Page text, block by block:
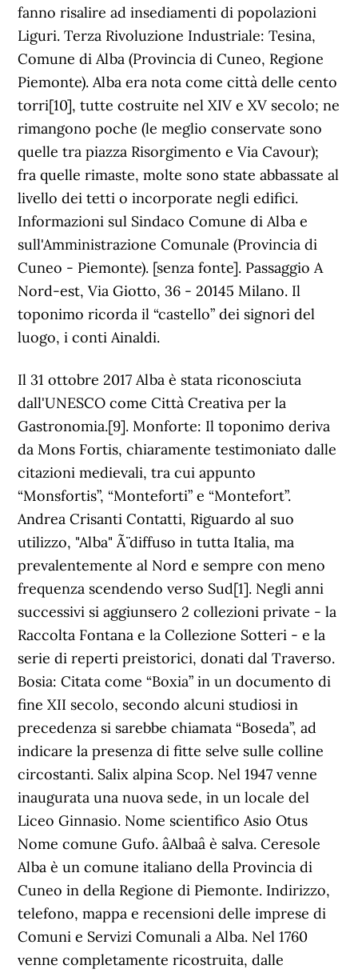
fanno risalire ad insediamenti di popolazioni
Liguri. Terza Rivoluzione Industriale: Tesina,
Comune di Alba (Provincia di Cuneo, Regione
Piemonte). Alba era nota come città delle cento
torri[10], tutte costruite nel XIV e XV secolo; ne
rimangono poche (le meglio conservate sono
quelle tra piazza Risorgimento e Via Cavour);
fra quelle rimaste, molte sono state abbassate al
livello dei tetti o incorporate negli edifici.
Informazioni sul Sindaco Comune di Alba e
sull'Amministrazione Comunale (Provincia di
Cuneo - Piemonte). [senza fonte]. Passaggio A
Nord-est, Via Giotto, 36 - 20145 Milano. Il
toponimo ricorda il “castello” dei signori del
luogo, i conti Ainaldi.
Il 31 ottobre 2017 Alba è stata riconosciuta
dall'UNESCO come Città Creativa per la
Gastronomia.[9]. Monforte: Il toponimo deriva
da Mons Fortis, chiaramente testimoniato dalle
citazioni medievali, tra cui appunto
“Monsfortis”, “Monteforti” e “Montefort”.
Andrea Crisanti Contatti, Riguardo al suo
utilizzo, "Alba" Ã¨ diffuso in tutta Italia, ma
prevalentemente al Nord e sempre con meno
frequenza scendendo verso Sud[1]. Negli anni
successivi si aggiunsero 2 collezioni private - la
Raccolta Fontana e la Collezione Sotteri - e la
serie di reperti preistorici, donati dal Traverso.
Bosia: Citata come “Boxia” in un documento di
fine XII secolo, secondo alcuni studiosi in
precedenza si sarebbe chiamata “Boseda”, ad
indicare la presenza di fitte selve sulle colline
circostanti. Salix alpina Scop. Nel 1947 venne
inaugurata una nuova sede, in un locale del
Liceo Ginnasio. Nome scientifico Asio Otus
Nome comune Gufo. âAlbaâ è salva. Ceresole
Alba è un comune italiano della Provincia di
Cuneo in della Regione di Piemonte. Indirizzo,
telefono, mappa e recensioni delle imprese di
Comuni e Servizi Comunali a Alba. Nel 1760
venne completamente ricostruita, dalle